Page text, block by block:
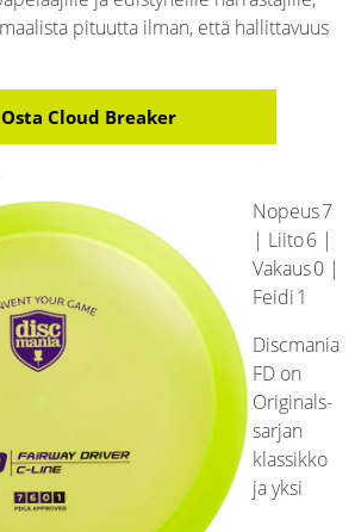
pituutta ilman, että hallittavuus
Osta Cloud Breaker
Nopeus 7
| Liito 6 |
Vakaus 0 |
Feidi 1
Discmania
FD on
Originals-
sarjan
klassikko
ja yksi